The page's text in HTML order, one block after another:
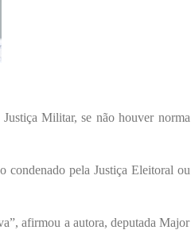
Militar, se não houver norma
condenado pela Justiça Eleitoral ou
afirmou a autora, deputada Major